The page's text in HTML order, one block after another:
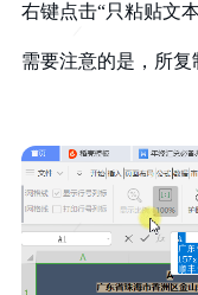
右键点击“只粘贴文本
需要注意的是，所复